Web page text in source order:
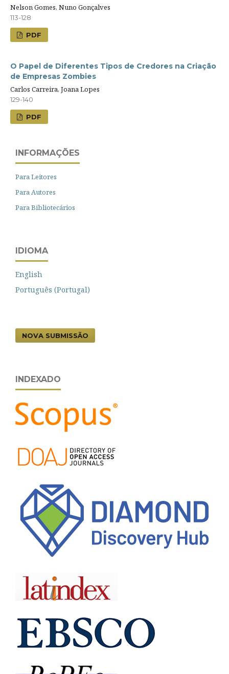
Nelson Gomes, Nuno Gonçalves
113-128
PDF
O Papel de Diferentes Tipos de Credores na Criação
de Empresas Zombies
Carlos Carreira, Joana Lopes
129-140
PDF
INFORMAÇÕES
Para Leitores
Para Autores
Para Bibliotecários
IDIOMA
English
Português (Portugal)
NOVA SUBMISSÃO
INDEXADO